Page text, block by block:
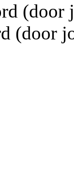
(door
(door